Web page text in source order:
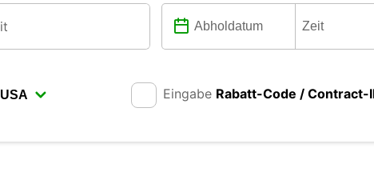
Eingabe Rabatt-Code / Contract-